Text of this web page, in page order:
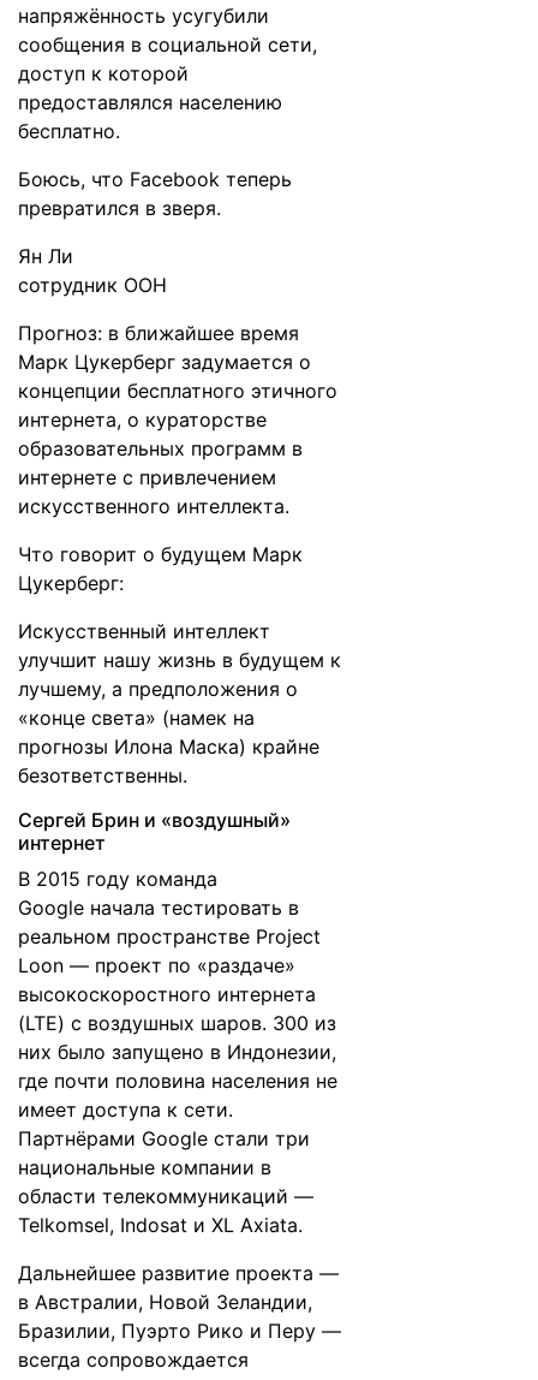
напряжённость усугубили
сообщения в социальной сети,
доступ к которой
предоставлялся населению
бесплатно.
Боюсь, что Facebook теперь
превратился в зверя.
Ян Ли
сотрудник ООН
Прогноз: в ближайшее время
Марк Цукерберг задумается о
концепции бесплатного этичного
интернета, о кураторстве
образовательных программ в
интернете с привлечением
искусственного интеллекта.
Что говорит о будущем Марк
Цукерберг:
Искусственный интеллект
улучшит нашу жизнь в будущем к
лучшему, а предположения о
«конце света» (намек на
прогнозы Илона Маска) крайне
безответственны.
Сергей Брин и «воздушный»
интернет
В 2015 году команда
Google начала тестировать в
реальном пространстве Project
Loon — проект по «раздаче»
высокоскоростного интернета
(LTE) с воздушных шаров. 300 из
них было запущено в Индонезии,
где почти половина населения не
имеет доступа к сети.
Партнёрами Google стали три
национальные компании в
области телекоммуникаций —
Telkomsel, Indosat и XL Axiata.
Дальнейшее развитие проекта —
в Австралии, Новой Зеландии,
Бразилии, Пуэрто Рико и Перу —
всегда сопровождается